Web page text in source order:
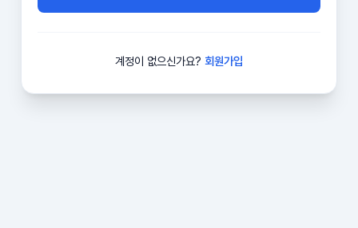
계정이 없으신가요? 회원가입